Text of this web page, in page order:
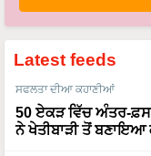
Latest feeds
ਸਫਲਤਾ ਦੀਆ ਕਹਾਣੀਆਂ
50 ਏਕੜ ਵਿੱਚ ਅੰਤਰ-
ਨੇ ਖੇਤੀਬਾੜੀ ਤੋਂ ਬਣਾਇਆ